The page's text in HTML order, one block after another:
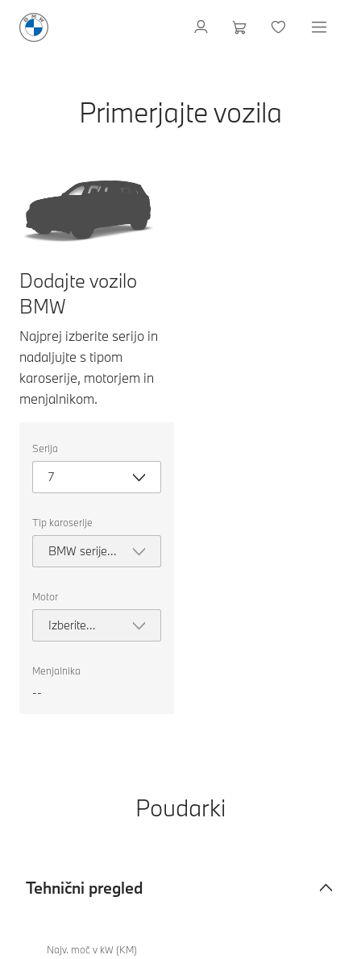
Primerjajte vozila
Dodajte vozilo
BMW
Najprej izberite serijo in
nadaljujte s tipom
karoserije, motorjem in
menjalnikom.
naslednje
lastnosti
izbiro
za
primerjavo.
Serija
7
Tip karoserije
BMW serije 7
Limuzina
Motor
Izberite
motor
Menjalnika
--
Poudarki
Tehnični pregled
pregled
Najv. moč v kW (KM)